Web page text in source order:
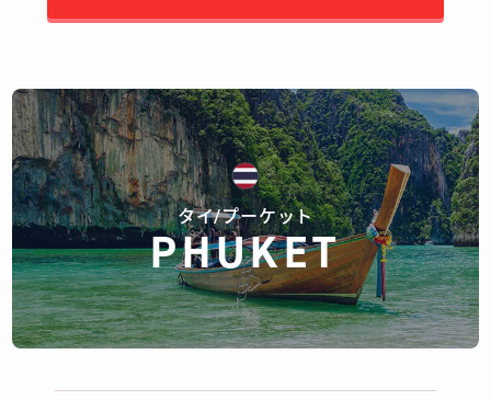
タイ/プーケット
PHUKET